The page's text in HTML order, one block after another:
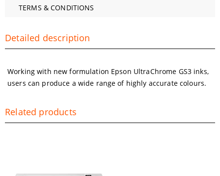
TERMS & CONDITIONS
Detailed description
Working with new formulation Epson UltraChrome GS3 inks,
users can produce a wide range of highly accurate colours.
Related products